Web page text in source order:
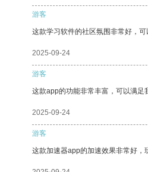
游客
这款学习软件的社区氛围非常好，可
2025-09-24
游客
这款app的功能非常丰富，可以满足
2025-09-24
游客
这款加速器app的加速效果非常好，